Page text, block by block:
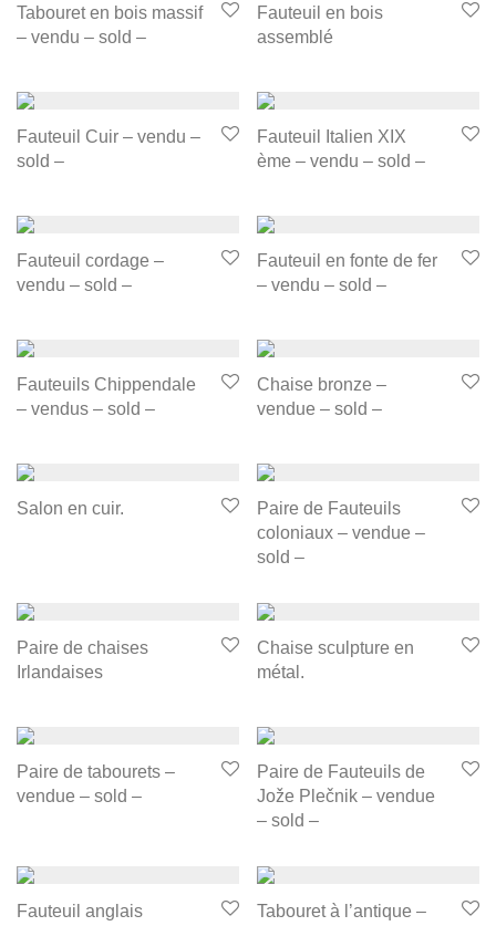
Tabouret en bois massif
– vendu – sold –
Fauteuil en bois
assemblé
Fauteuil Cuir – vendu –
sold –
Fauteuil Italien XIX
ème – vendu – sold –
Fauteuil cordage –
vendu – sold –
Fauteuil en fonte de fer
– vendu – sold –
Fauteuils Chippendale
– vendus – sold –
Chaise bronze –
vendue – sold –
Salon en cuir.
Paire de Fauteuils
coloniaux – vendue –
sold –
Paire de chaises
Irlandaises
Chaise sculpture en
métal.
Paire de tabourets –
vendue – sold –
Paire de Fauteuils de
Jože Plečnik – vendue
– sold –
Fauteuil anglais
Tabouret à l’antique –